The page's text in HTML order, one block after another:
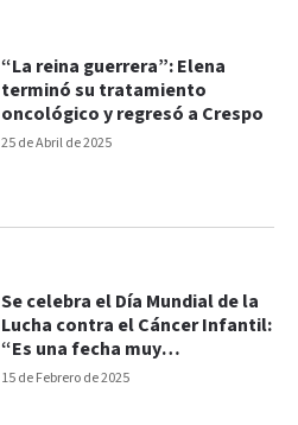
25 de Abril de 2025
“La reina guerrera”: Elena
terminó su tratamiento
oncológico y regresó a Crespo
15 de Febrero de 2025
Se celebra el Día Mundial de la
Lucha contra el Cáncer Infantil:
“Es una fecha muy
significativa”